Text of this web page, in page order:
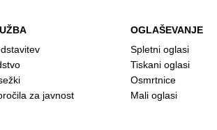
za javnost
OGLAŠEVANJE
Spletni oglasi
Tiskani oglasi
Osmrtnice
Mali oglasi